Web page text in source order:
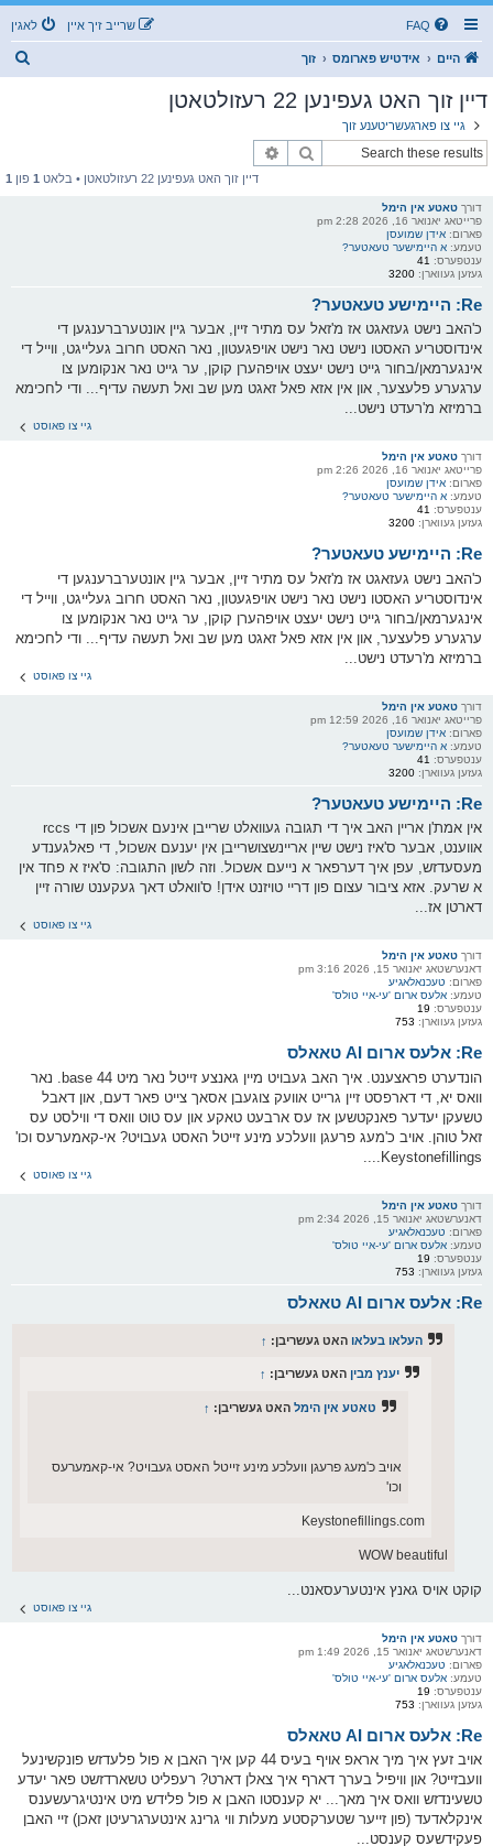
FAQ לאגין שרייב זיך איין
היים אידטיש פארומס זוך
דיין זוך האט געפינען 22 רעזולטאטן
גיי צו פארגעשריטענע זוך
זוך
דיין זוך האט געפינען 22 רעזולטאטן • בלאט 1 פון 1
דורך טאטע אין הימל
פרייטאג יאנואר 16, 2026 2:28 pm
פארום: אידן שמועסן
טעמע: א היימישער טעאטער?
ענטפערס: 41
געזען געווארן: 3200
Re: היימישע טעאטער?
כ'האב נישט געזאגט אז מ'זאל עס מתיר זיין, אבער גיין אונטערברענגען די
אינדוסטריע האסטו נישט נאר נישט אויפגעטון, נאר האסט חרוב געלייגט, ווייל די
אינגערמאן/בחור גייט נישט יעצט אויפהערן קוקן, ער גייט נאר אנקומען צו
ערגערע פלעצער, און אין אזא פאל זאגט מען שב ואל תעשה עדיף... ודי לחכימא
ברמיזא מ'רעדט נישט...
גיי צו פאוסט
דורך טאטע אין הימל
פרייטאג יאנואר 16, 2026 2:26 pm
פארום: אידן שמועסן
טעמע: א היימישער טעאטער?
ענטפערס: 41
געזען געווארן: 3200
Re: היימישע טעאטער?
כ'האב נישט געזאגט אז מ'זאל עס מתיר זיין, אבער גיין אונטערברענגען די
אינדוסטריע האסטו נישט נאר נישט אויפגעטון, נאר האסט חרוב געלייגט, ווייל די
אינגערמאן/בחור גייט נישט יעצט אויפהערן קוקן, ער גייט נאר אנקומען צו
ערגערע פלעצער, און אין אזא פאל זאגט מען שב ואל תעשה עדיף... ודי לחכימא
ברמיזא מ'רעדט נישט...
גיי צו פאוסט
דורך טאטע אין הימל
פרייטאג יאנואר 16, 2026 12:59 pm
פארום: אידן שמועסן
טעמע: א היימישער טעאטער?
ענטפערס: 41
געזען געווארן: 3200
Re: היימישע טעאטער?
אין אמת'ן אריין האב איך די תגובה געוואלט שרייבן אינעם אשכול פון די rccs
אווענט, אבער ס'איז נישט שיין אריינשצושרייבן אין יענעם אשכול, די פאלגענדע
מעסעדזש, עפן איך דערפאר א נייעם אשכול. וזה לשון התגובה: ס'איז א פחד אין
א שרעק. אזא ציבור עצום פון דריי טויזנט אידן! ס'וואלט דאך געקענט שורה זיין
דארטן אז...
גיי צו פאוסט
דורך טאטע אין הימל
דאנערשטאג יאנואר 15, 2026 3:16 pm
פארום: טעכנאלאגיע
טעמע: אלעס ארום 'עי-איי טולס'
ענטפערס: 19
געזען געווארן: 753
Re: אלעס ארום AI טאאלס
הונדערט פראצענט. איך האב געבויט מיין גאנצע זייטל נאר מיט base 44. נאר
וואס יא, די דארפסט זיין גרייט אוועק צוגעבן אסאך צייט פאר דעם, און דאבל
טשעקן יעדער פאנקטשען אז עס ארבעט טאקע און עס טוט וואס די ווילסט עס
זאל טוהן. אויב כ'מעג פרעגן וועלכע מינע זייטל האסט געבויט? אי-קאמערעס וכו'
Keystonefillings....
גיי צו פאוסט
דורך טאטע אין הימל
דאנערשטאג יאנואר 15, 2026 2:34 pm
פארום: טעכנאלאגיע
טעמע: אלעס ארום 'עי-איי טולס'
ענטפערס: 19
געזען געווארן: 753
Re: אלעס ארום AI טאאלס
העלאו בעלאו האט געשריבן: ↑
יענץ מבין האט געשריבן: ↑
טאטע אין הימל האט געשריבן: ↑
אויב כ'מעג פרעגן וועלכע מינע זייטל האסט געבויט? אי-קאמערעס
וכו'
Keystonefillings.com
WOW beautiful
קוקט אויס גאנץ אינטערעסאנט...
גיי צו פאוסט
דורך טאטע אין הימל
דאנערשטאג יאנואר 15, 2026 1:49 pm
פארום: טעכנאלאגיע
טעמע: אלעס ארום 'עי-איי טולס'
ענטפערס: 19
געזען געווארן: 753
Re: אלעס ארום AI טאאלס
אויב זעץ איך מיך אראפ אויף בעיס 44 קען איך האבן א פול פלעדזש פונקשינעל
וועבזייט? און וויפיל בערך דארף איך צאלן דארט? רעפליט טשארדזשט פאר יעדע
טשעינדזש וואס איך מאך... יא קענסטו האבן א פול פלידש מיט אינטיגרעשענס
אינקלאדעד (פון זייער שטערקסטע מעלות ווי גרינג אינטערגרעיטן זאכן) זיי האבן
פעקידשעס קענסט...